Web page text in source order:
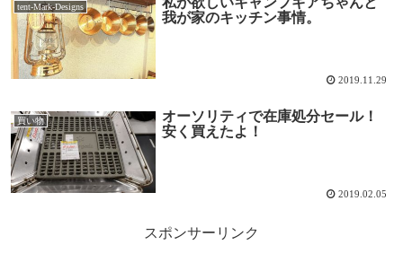
tent-Mark-Designs
我が家のキッチン事情。
2019.11.29
買い物
オーソリティで在庫処分セール！
安く買えたよ！
2019.02.05
スポンサーリンク